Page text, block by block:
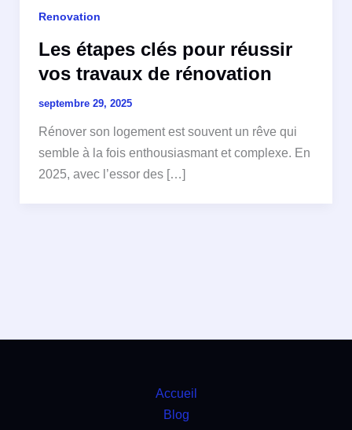
Renovation
Les étapes clés pour réussir
vos travaux de rénovation
septembre 29, 2025
Rénover son logement est souvent un rêve qui
semble à la fois enthousiasmant et complexe. En
2025, avec l’essor des […]
Accueil
Blog